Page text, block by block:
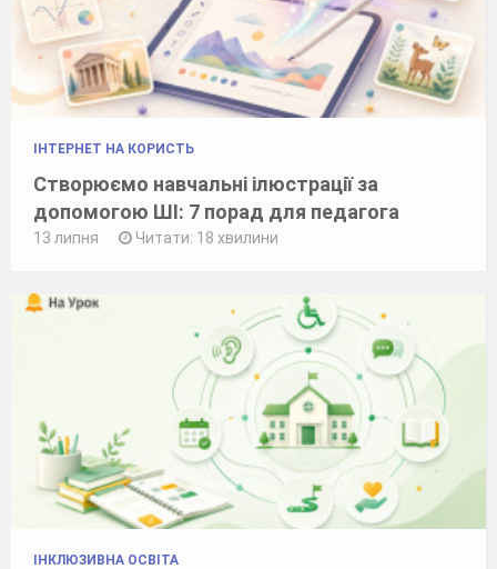
ІНТЕРНЕТ НА КОРИСТЬ
Створюємо навчальні ілюстрації за
допомогою ШІ: 7 порад для педагога
13 липня Читати: 18 хвилини
ІНКЛЮЗИВНА ОСВІТА